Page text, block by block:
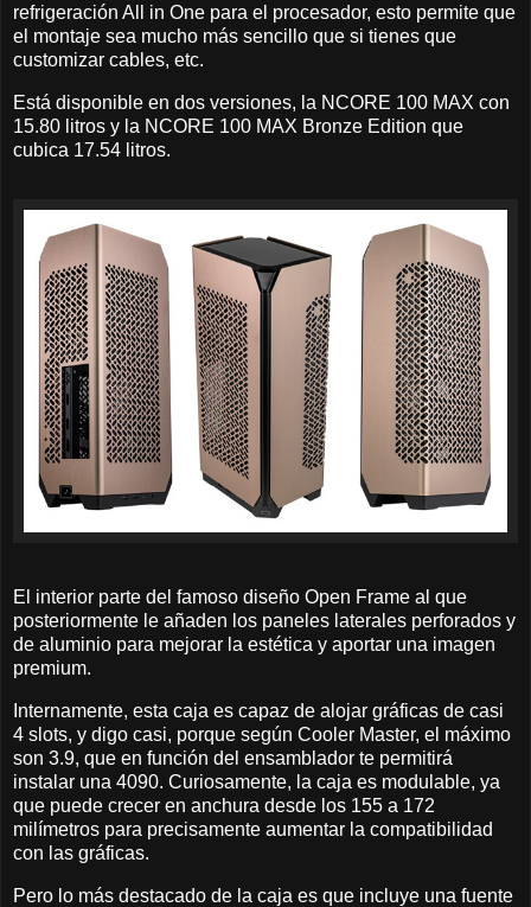
refrigeración All in One para el procesador, esto permite que
el montaje sea mucho más sencillo que si tienes que
customizar cables, etc.
Está disponible en dos versiones, la NCORE 100 MAX con
15.80 litros y la NCORE 100 MAX Bronze Edition que
cubica 17.54 litros.
El interior parte del famoso diseño Open Frame al que
posteriormente le añaden los paneles laterales perforados y
de aluminio para mejorar la estética y aportar una imagen
premium.
Internamente, esta caja es capaz de alojar gráficas de casi
4 slots, y digo casi, porque según Cooler Master, el máximo
son 3.9, que en función del ensamblador te permitirá
instalar una 4090. Curiosamente, la caja es modulable, ya
que puede crecer en anchura desde los 155 a 172
milímetros para precisamente aumentar la compatibilidad
con las gráficas.
Pero lo más destacado de la caja es que incluye una fuente